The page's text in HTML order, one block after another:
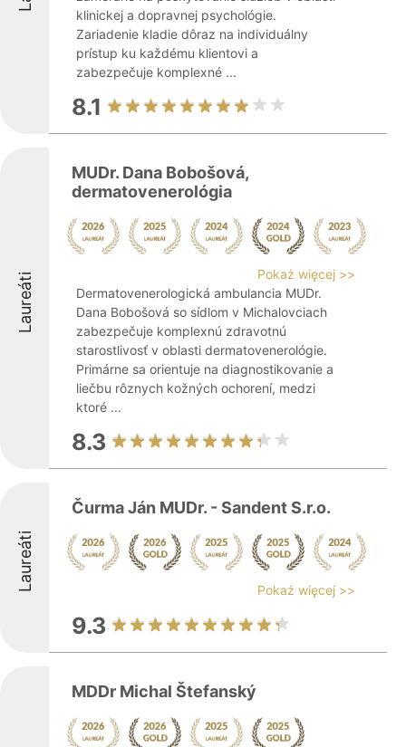
klinickej a dopravnej psychológie.
Zariadenie kladie dôraz na individuálny
prístup ku každému klientovi a
zabezpečuje komplexné ...
8.1
Laureáti
MUDr. Dana Bobošová,
dermatovenerológia
Pokaż więcej >>
Dermatovenerologická ambulancia MUDr.
Dana Bobošová so sídlom v Michalovciach
zabezpečuje komplexnú zdravotnú
starostlivosť v oblasti dermatovenerológie.
Primárne sa orientuje na diagnostikovanie a
liečbu rôznych kožných ochorení, medzi
ktoré ...
8.3
Laureáti
Čurma Ján MUDr. - Sandent S.r.o.
Pokaż więcej >>
9.3
MDDr Michal Štefanský